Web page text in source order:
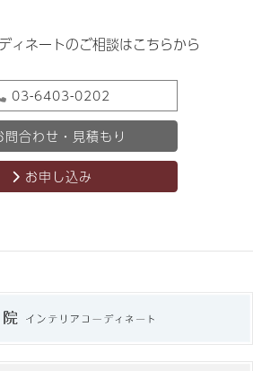
ィネートのご相談はこちらから
03-6403-0202
問合わせ・見積もり
お申し込み